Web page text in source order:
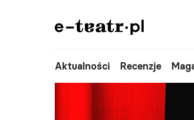
Aktualności Recenzje